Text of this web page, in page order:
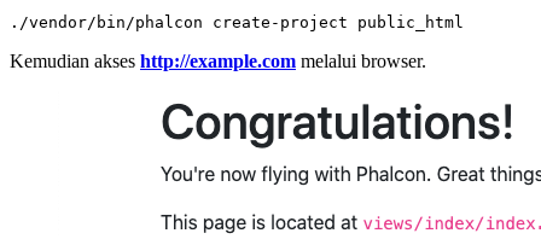
./vendor/bin/phalcon create-project public_html
Kemudian akses http://example.com melalui browser.